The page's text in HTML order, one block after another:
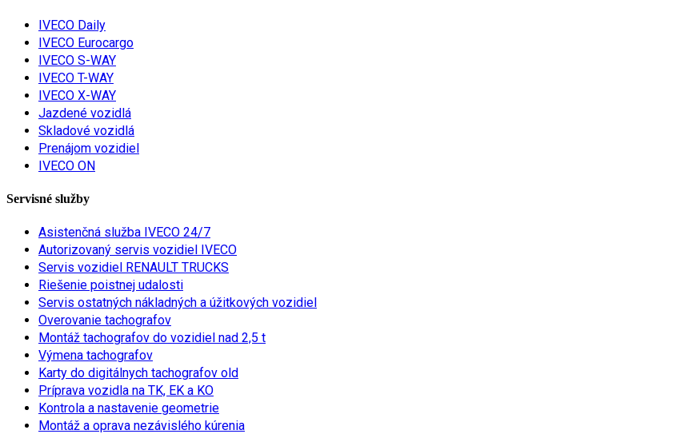
IVECO Daily
IVECO Eurocargo
IVECO S-WAY
IVECO T-WAY
IVECO X-WAY
Jazdené vozidlá
Skladové vozidlá
Prenájom vozidiel
IVECO ON
Servisné služby
Asistenčná služba IVECO 24/7
Autorizovaný servis vozidiel IVECO
Servis vozidiel RENAULT TRUCKS
Riešenie poistnej udalosti
Servis ostatných nákladných a úžitkových vozidiel
Overovanie tachografov
Montáž tachografov do vozidiel nad 2,5 t
Výmena tachografov
Karty do digitálnych tachografov old
Príprava vozidla na TK, EK a KO
Kontrola a nastavenie geometrie
Montáž a oprava nezávislého kúrenia